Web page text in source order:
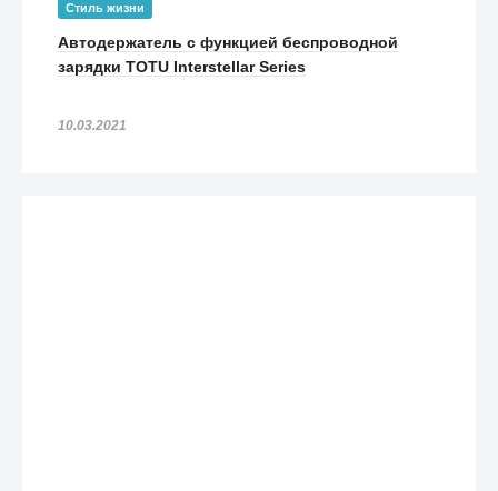
Стиль жизни
Автодержатель с функцией беспроводной
зарядки TOTU Interstellar Series
10.03.2021